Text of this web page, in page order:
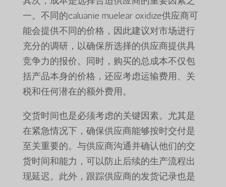
一。不同的caluanie muelear oxidize供应商可
能会提供不同的价格，因此建议对市场进行
充分的调研，以确保所选择的供应商提供具
竞争力的报价。同时，购买的总成本不仅包
括产品本身的价格，还应考虑运输费用、关
税和任何潜在的额外费用。
交货时间也是必须考虑的关键因素。尤其是
在紧急情况下，确保供应商能够按时交付是
至关重要的。与供应商沟通并确认他们的交
货时间和能力，可以防止后续的生产流程出
现延迟。此外，跟踪供应商的发货记录也是